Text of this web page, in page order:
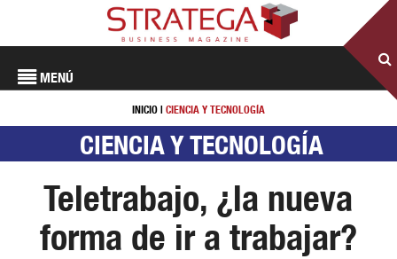
MENÚ
INICIO | CIENCIA Y TECNOLOGÍA
CIENCIA Y TECNOLOGÍA
Teletrabajo, ¿la nueva
forma de ir a trabajar?